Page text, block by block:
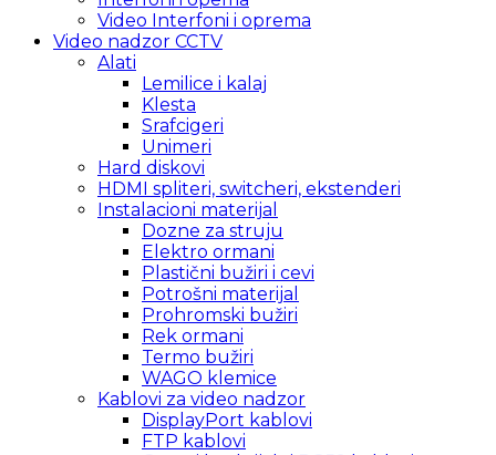
Video Interfoni i oprema
Video nadzor CCTV
Alati
Lemilice i kalaj
Klesta
Srafcigeri
Unimeri
Hard diskovi
HDMI spliteri, switcheri, ekstenderi
Instalacioni materijal
Dozne za struju
Elektro ormani
Plastični bužiri i cevi
Potrošni materijal
Prohromski bužiri
Rek ormani
Termo bužiri
WAGO klemice
Kablovi za video nadzor
DisplayPort kablovi
FTP kablovi